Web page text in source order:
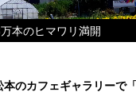
本のヒマワリ満開
本のカフェギャラリーで